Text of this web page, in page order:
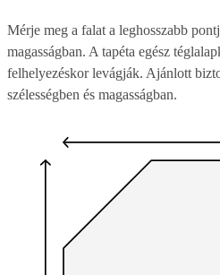
Mérje meg a falat a leghosszabb
magasságban. A tapéta egész
felhelyezéskor levágják. Ajánlott
szélességben és magasságban.